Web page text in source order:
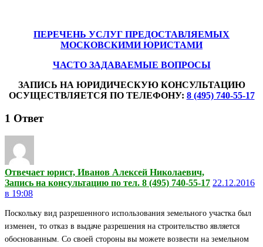
ПЕРЕЧЕНЬ УСЛУГ ПРЕДОСТАВЛЯЕМЫХ
МОСКОВСКИМИ ЮРИСТАМИ
ЧАСТО ЗАДАВАЕМЫЕ ВОПРОСЫ
ЗАПИСЬ НА ЮРИДИЧЕСКУЮ КОНСУЛЬТАЦИЮ
ОСУЩЕСТВЛЯЕТСЯ ПО ТЕЛЕФОНУ: 8 (495) 740-55-17
1 Ответ
Отвечает юрист, Иванов Алексей Николаевич,
Запись на консультацию по тел. 8 (495) 740-55-17 22.12.2016
в 19:08
Поскольку вид разрешенного использования земельного участка был
изменен, то отказ в выдаче разрешения на строительство является
обоснованным. Со своей стороны вы можете возвести на земельном